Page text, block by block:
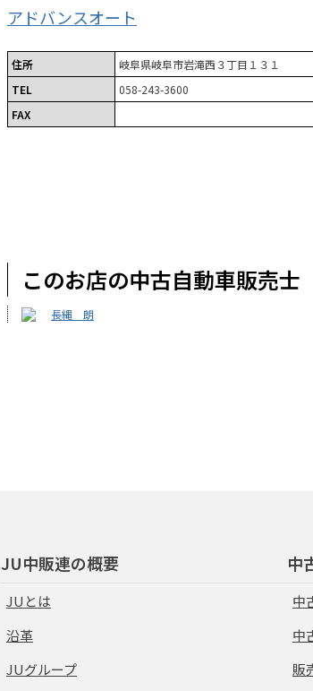
アドバンスオート
住所
岐阜県岐阜市岩滝西３丁目１３１
TEL
058-243-3600
FAX
このお店の中古自動車販売士
長縄 朗
JU中販連の概要
JUとは
沿革
JUグループ
中
中
中
販